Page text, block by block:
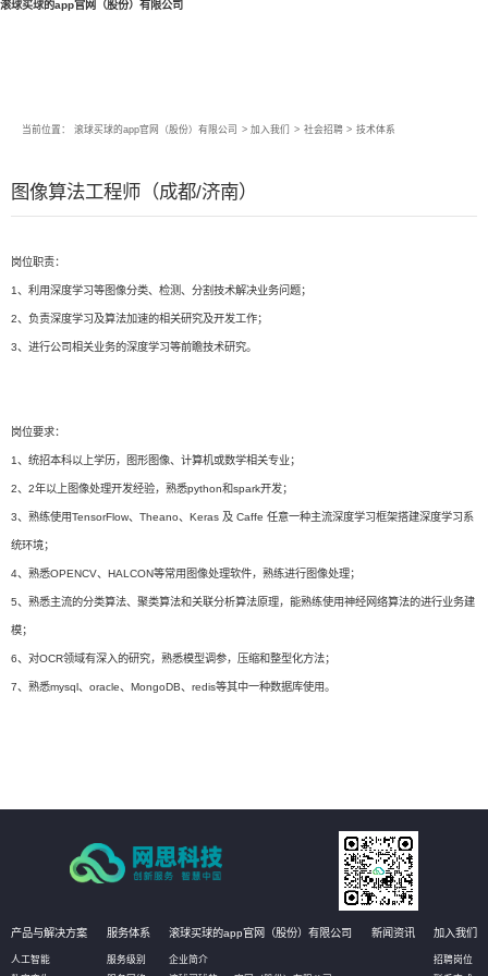
滚球买球的app官网（股份）有限公司
当前位置： 滚球买球的app官网（股份）有限公司 > 加入我们 > 社会招聘 > 技术体系
图像算法工程师（成都/济南）
岗位职责：
1、利用深度学习等图像分类、检测、分割技术解决业务问题；
2、负责深度学习及算法加速的相关研究及开发工作；
3、进行公司相关业务的深度学习等前瞻技术研究。
岗位要求：
1、统招本科以上学历，图形图像、计算机或数学相关专业；
2、2年以上图像处理开发经验，熟悉python和spark开发；
3、熟练使用TensorFlow、Theano、Keras 及 Caffe 任意一种主流深度学习框架搭建深度学习系
统环境；
4、熟悉OPENCV、HALCON等常用图像处理软件，熟练进行图像处理；
5、熟悉主流的分类算法、聚类算法和关联分析算法原理，能熟练使用神经网络算法的进行业务建
模；
6、对OCR领域有深入的研究，熟悉模型调参，压缩和整型化方法；
7、熟悉mysql、oracle、MongoDB、redis等其中一种数据库使用。
产品与解决方案
人工智能
服务体系
服务级别
滚球买球的app官网（股份）有限公司
企业简介
新闻资讯 加入我们
招聘岗位